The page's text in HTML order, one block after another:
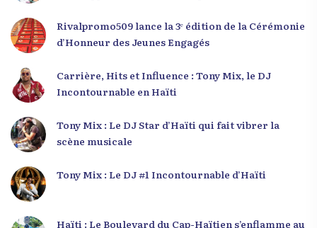
Rivalpromo509 lance la 3ᵉ édition de la Cérémonie
d’Honneur des Jeunes Engagés
Carrière, Hits et Influence : Tony Mix, le DJ
Incontournable en Haïti
Tony Mix : Le DJ Star d’Haïti qui fait vibrer la
scène musicale
Tony Mix : Le DJ #1 Incontournable d’Haïti
Haïti : Le Boulevard du Cap-Haïtien s’enflamme au